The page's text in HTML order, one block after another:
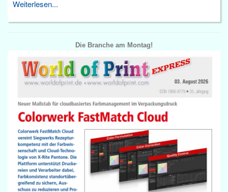
Weiterlesen...
Die Branche am Montag!